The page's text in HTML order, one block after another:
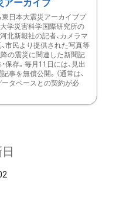
アーカイブ
日本大震災アーカイブプ
学災害科学国際研究所の
北新報社の記者、カメラマ
市民より提供された写真等
の震災に関連した新聞記
保存。毎月11日には、見出
事を無償公開。（通常は、
タベースとの契約が必